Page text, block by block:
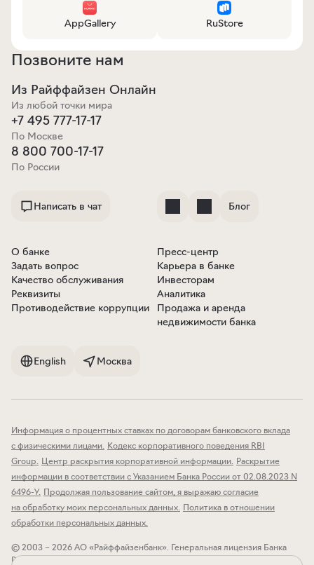
AppGallery RuStore
Позвоните нам
Из Райффайзен Онлайн
Из любой точки мира
+7 495 777-17-17
По Москве
8 800 700-17-17
По России
Написать в чат Блог
О банке
Задать вопрос
Качество обслуживания
Реквизиты
Противодействие коррупции
Пресс-центр
Карьера в банке
Инвесторам
Аналитика
Продажа и аренда
недвижимости банка
English Москва
Информация о процентных ставках по договорам банковского вклада
с физическими лицами. Кодекс корпоративного поведения RBI
Group. Центр раскрытия корпоративной информации. Раскрытие
информации в соответствии с Указанием Банка России от 02.08.2023 N
6496-У. Продолжая пользование сайтом, я выражаю согласие
на обработку моих персональных данных. Политика в отношении
обработки персональных данных.
© 2003 – 2026 АО «Райффайзенбанк». Генеральная лицензия Банка
России № 3292 от 17.02.2015.